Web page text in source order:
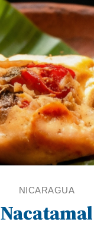
NICARAGUA
Nacatamal